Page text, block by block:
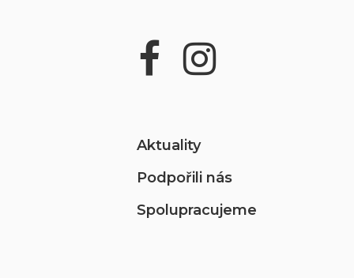
Aktuality
Podpořili nás
Spolupracujeme